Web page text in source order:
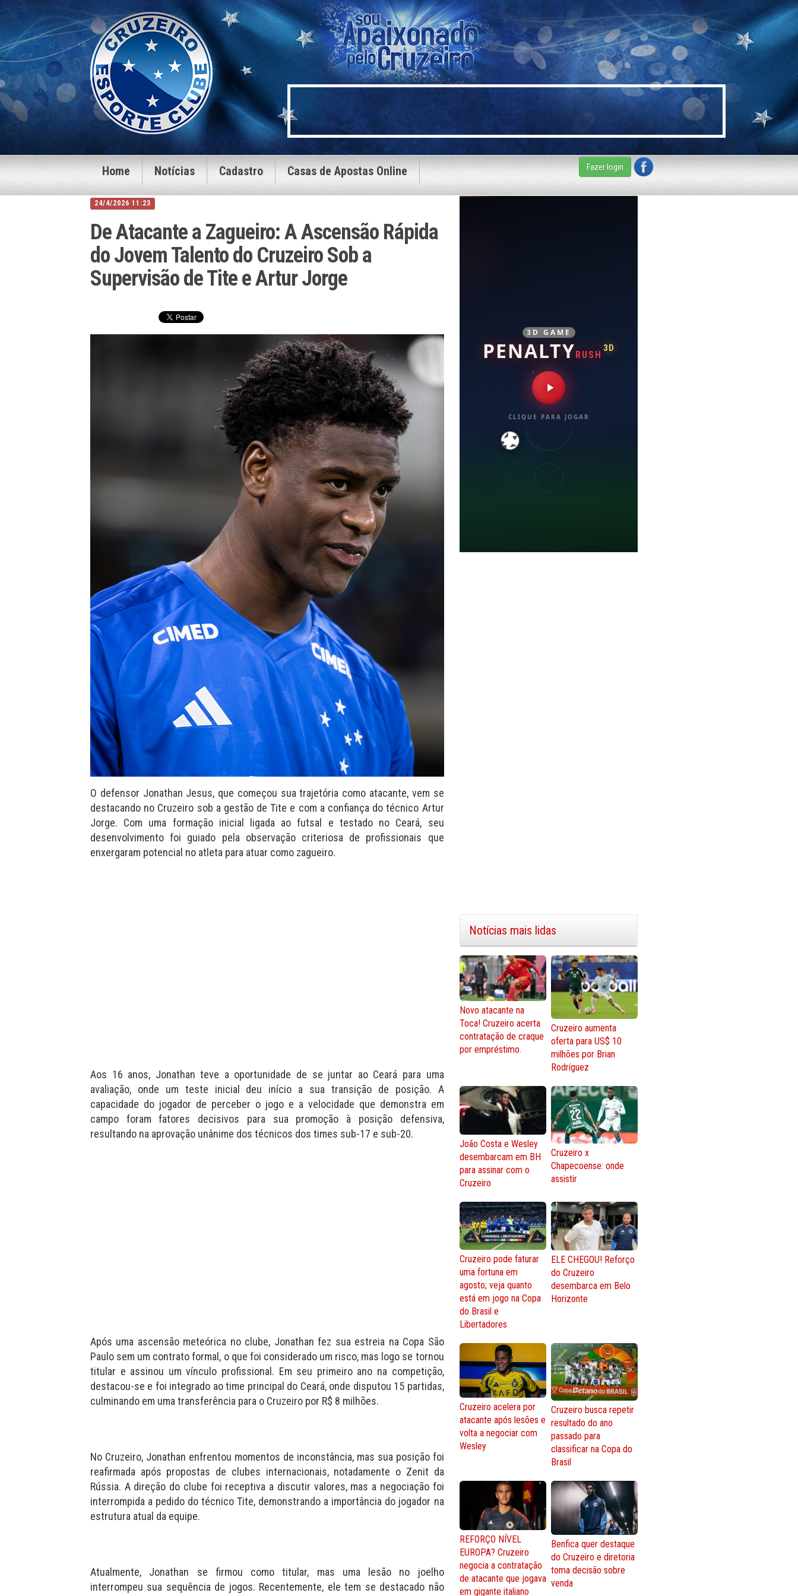
Home Notícias Cadastro Casas de Apostas Online Fazer login
24/4/2026 11:23
De Atacante a Zagueiro: A Ascensão Rápida
do Jovem Talento do Cruzeiro Sob a
Supervisão de Tite e Artur Jorge
O defensor Jonathan Jesus, que começou sua trajetória como atacante, vem se
destacando no Cruzeiro sob a gestão de Tite e com a confiança do técnico Artur
Jorge. Com uma formação inicial ligada ao futsal e testado no Ceará, seu
desenvolvimento foi guiado pela observação criteriosa de profissionais que
enxergaram potencial no atleta para atuar como zagueiro.
Aos 16 anos, Jonathan teve a oportunidade de se juntar ao Ceará para uma
avaliação, onde um teste inicial deu início a sua transição de posição. A
capacidade do jogador de perceber o jogo e a velocidade que demonstra em
campo foram fatores decisivos para sua promoção à posição defensiva,
resultando na aprovação unânime dos técnicos dos times sub-17 e sub-20.
Após uma ascensão meteórica no clube, Jonathan fez sua estreia na Copa São
Paulo sem um contrato formal, o que foi considerado um risco, mas logo se tornou
titular e assinou um vínculo profissional. Em seu primeiro ano na competição,
destacou-se e foi integrado ao time principal do Ceará, onde disputou 15 partidas,
culminando em uma transferência para o Cruzeiro por R$ 8 milhões.
No Cruzeiro, Jonathan enfrentou momentos de inconstância, mas sua posição foi
reafirmada após propostas de clubes internacionais, notadamente o Zenit da
Rússia. A direção do clube foi receptiva a discutir valores, mas a negociação foi
interrompida a pedido do técnico Tite, demonstrando a importância do jogador na
estrutura atual da equipe.
Atualmente, Jonathan se firmou como titular, mas uma lesão no joelho
interrompeu sua sequência de jogos. Recentemente, ele tem se destacado não
3D GAME
PENALTYRUSH
3D
CLIQUE PARA JOGAR
Notícias mais lidas
Novo atacante na
Toca! Cruzeiro acerta
contratação de craque
por empréstimo.
Cruzeiro aumenta
oferta para US$ 10
milhões por Brian
Rodríguez
João Costa e Wesley
desembarcam em BH
para assinar com o
Cruzeiro
Cruzeiro x
Chapecoense: onde
assistir
Cruzeiro pode faturar
uma fortuna em
agosto; veja quanto
está em jogo na Copa
do Brasil e
Libertadores
ELE CHEGOU! Reforço
do Cruzeiro
desembarca em Belo
Horizonte
Cruzeiro acelera por
atacante após lesões e
volta a negociar com
Wesley
Cruzeiro busca repetir
resultado do ano
passado para
classificar na Copa do
Brasil
REFORÇO NÍVEL
EUROPA? Cruzeiro
negocia a contratação
de atacante que jogava
em gigante italiano
Benfica quer destaque
do Cruzeiro e diretoria
toma decisão sobre
venda